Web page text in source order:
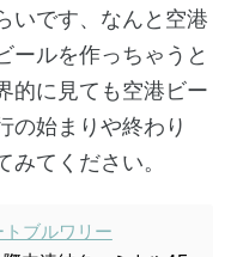
いです、なんと空港
ールを作っちゃうと
的に見ても空港ビー
の始まりや終わり
てください。
ブルワリー